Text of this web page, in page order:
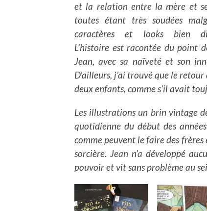
et la relation entre la mère et
toutes étant très soudées
caractères et looks bien
L’histoire est racontée du point
Jean, avec sa naïveté et son
D’ailleurs, j’ai trouvé que le
deux enfants, comme s’il avait
Les illustrations un brin vintage
quotidienne du début des
comme peuvent le faire des
sorcière. Jean n’a développé
pouvoir et vit sans problème au